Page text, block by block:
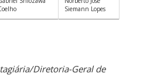
Siemann Lopes
Diretoria-Geral de